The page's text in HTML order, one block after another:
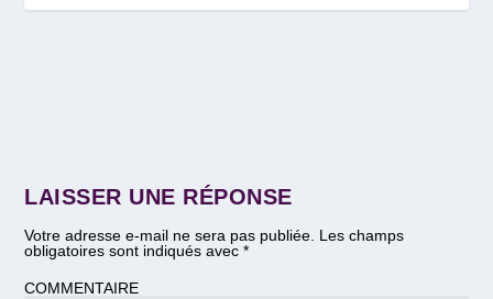
LAISSER UNE RÉPONSE
Votre adresse e-mail ne sera pas publiée. Les champs
obligatoires sont indiqués avec*
COMMENTAIRE